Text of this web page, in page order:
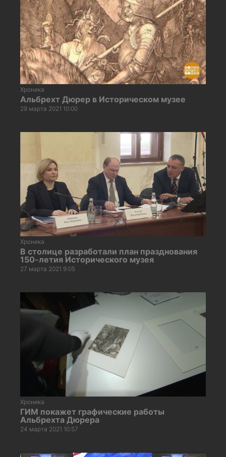
Хроника
Альбрехт Дюрер в Историческом музее
29 марта 2021 10:00
Хроника
В столице разработали план празднования
150-летия Исторического музея
27 марта 2021 9:05
Хроника
ГИМ покажет графические работы
Альбрехта Дюрера
24 марта 2021 10:57